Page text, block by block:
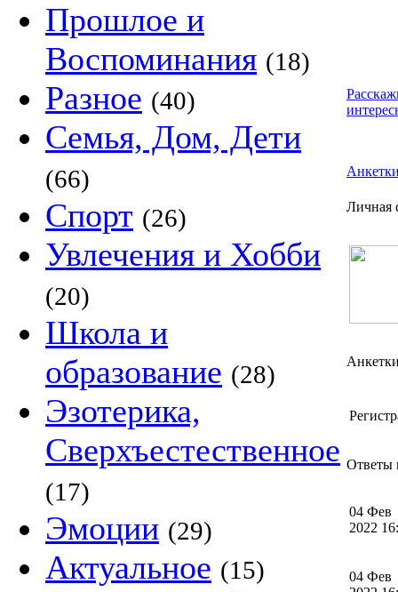
Прошлое и
Воспоминания (18)
Разное (40)
Семья, Дом, Дети
(66)
Спорт (26)
Увлечения и Хобби
(20)
Школа и
образование (28)
Эзотерика,
Сверхъестественное
(17)
Эмоции (29)
Актуальное (15)
Личная
Ответы
04 Фев
2022
04 Фев